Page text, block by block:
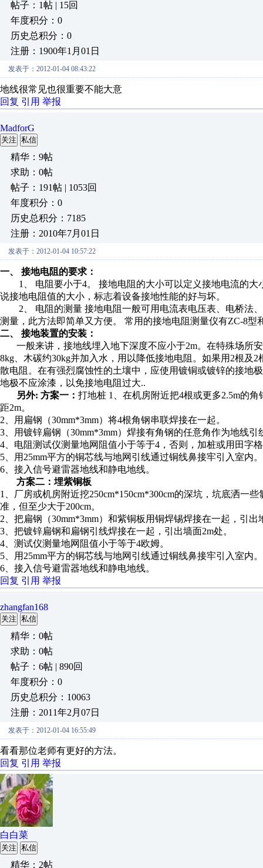
帖子：1帖 | 15回
年度积分：0
历史总积分：0
注册：1900年1月01日
发表于：2012-01-04 08:43:22
地线很常见也很重要不能大意
回复 引用 举报
MadforG
关注 私信
精华：9帖
求助：0帖
帖子：191帖 | 1053回
年度积分：0
历史总积分：7185
注册：2010年7月01日
发表于：2012-01-04 10:57:22
一、 接地电阻的要求：
1、 电阻要小于4。 接地电阻的大小可以定义接地电流的大
说接地电阻值的大小，标志着设备接地性能的好与坏。
2、 电阻的测量 接地电阻一般可用电流表电压表、电桥法
测量，此方法即简单又方便。 常用的接地电阻测量仪有ZC-8型
二、 接地装置的安装：
一般来讲，接地线埋入地下深度不应小于2m。在特殊场所
8kg、木碳约30kg并加入水，用以降低接地电阻。如果用2根及
散电阻。在有强烈腐蚀性的土壤中，应使用镀铜或镀锌的接地
地极不应涂漆，以免接地电阻过大..
另外: 方案一： 打地桩 1、在机房附近把4根或更多2.5m的
距2m。
2、用扁钢（30mm*3mm）将4根角钢串联焊接在一起。
3、用镀锌扁钢（30mm*3mm）焊接有角钢的任意角作为地线引
4、电阻测试仪测量地网阻值小于等于4，否则，加桩或用田字
5、用25mm平方的铜芯线与地网引线通过铜线鼻接牢引入室内。
6、接入信号避雷器地线和静电地线。
方案二：埋紫铜板
1、厂房或机房附近挖250cm*150cm*300cm的深坑，坑底洒一
准，但至少大于200cm。
2、把扁钢（30mm*3mm）和紫铜板用铜焊锡焊接在一起，引出
3、把镀锌扁钢和扁钢引线焊接在一起，引出墙面2m处。
4、测试仪测量地网阻值小于等于4欧姆。
5、用25mm平方的铜芯线与地网引线通过铜线鼻接牢引入室内。
6、接入信号避雷器地线和静电地线。
回复 引用 举报
zhangfan168
关注 私信
精华：0帖
求助：0帖
帖子：6帖 | 890回
年度积分：0
历史总积分：10063
注册：2011年2月07日
发表于：2012-01-04 16:55:49
看看那位老师有更好的方法。
回复 引用 举报
白白菜
关注 私信
精华：2帖